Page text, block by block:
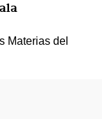
Materias del